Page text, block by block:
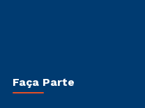
Faça Parte